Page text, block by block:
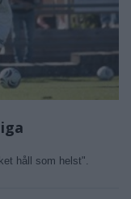
håll som helst".